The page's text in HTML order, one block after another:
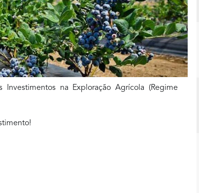
Investimentos na Exploração Agrícola (Regime